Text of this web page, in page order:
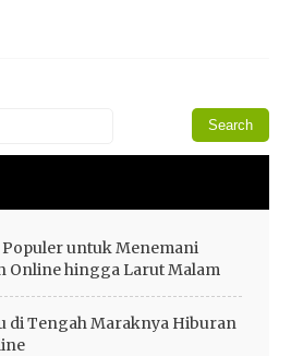
Populer untuk Menemani
Online hingga Larut Malam
di Tengah Maraknya Hiburan